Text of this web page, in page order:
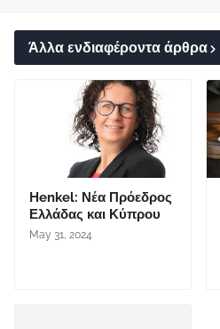
Άλλα ενδιαφέροντα άρθρα
Henkel: Νέα Πρόεδρος
Ελλάδας και Κύπρου
May 31, 2024